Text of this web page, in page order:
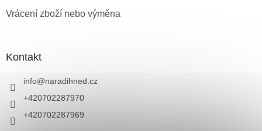
Vrácení zboží nebo výměna
Kontakt
info@naradihned.cz
+420702287970
+420702287969